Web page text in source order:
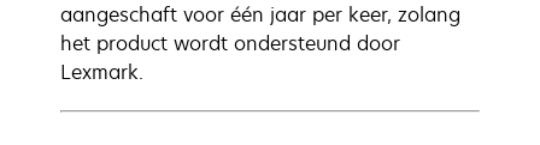
aangeschaft voor één jaar per keer, zolang
het product wordt ondersteund door
Lexmark.